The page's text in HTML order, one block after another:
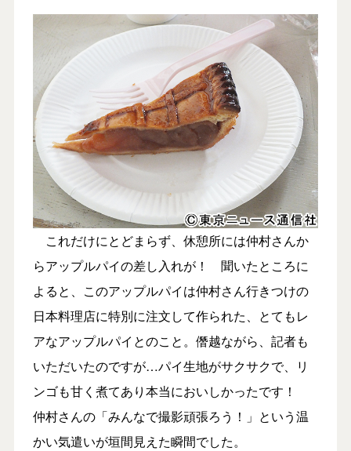
これだけにとどまらず、休憩所には仲村さんか
らアップルパイの差し入れが！ 聞いたところに
よると、このアップルパイは仲村さん行きつけの
日本料理店に特別に注文して作られた、とてもレ
アなアップルパイとのこと。僭越ながら、記者も
いただいたのですが…パイ生地がサクサクで、リ
ンゴも甘く煮てあり本当においしかったです！
仲村さんの「みんなで撮影頑張ろう！」という温
かい気遣いが垣間見えた瞬間でした。